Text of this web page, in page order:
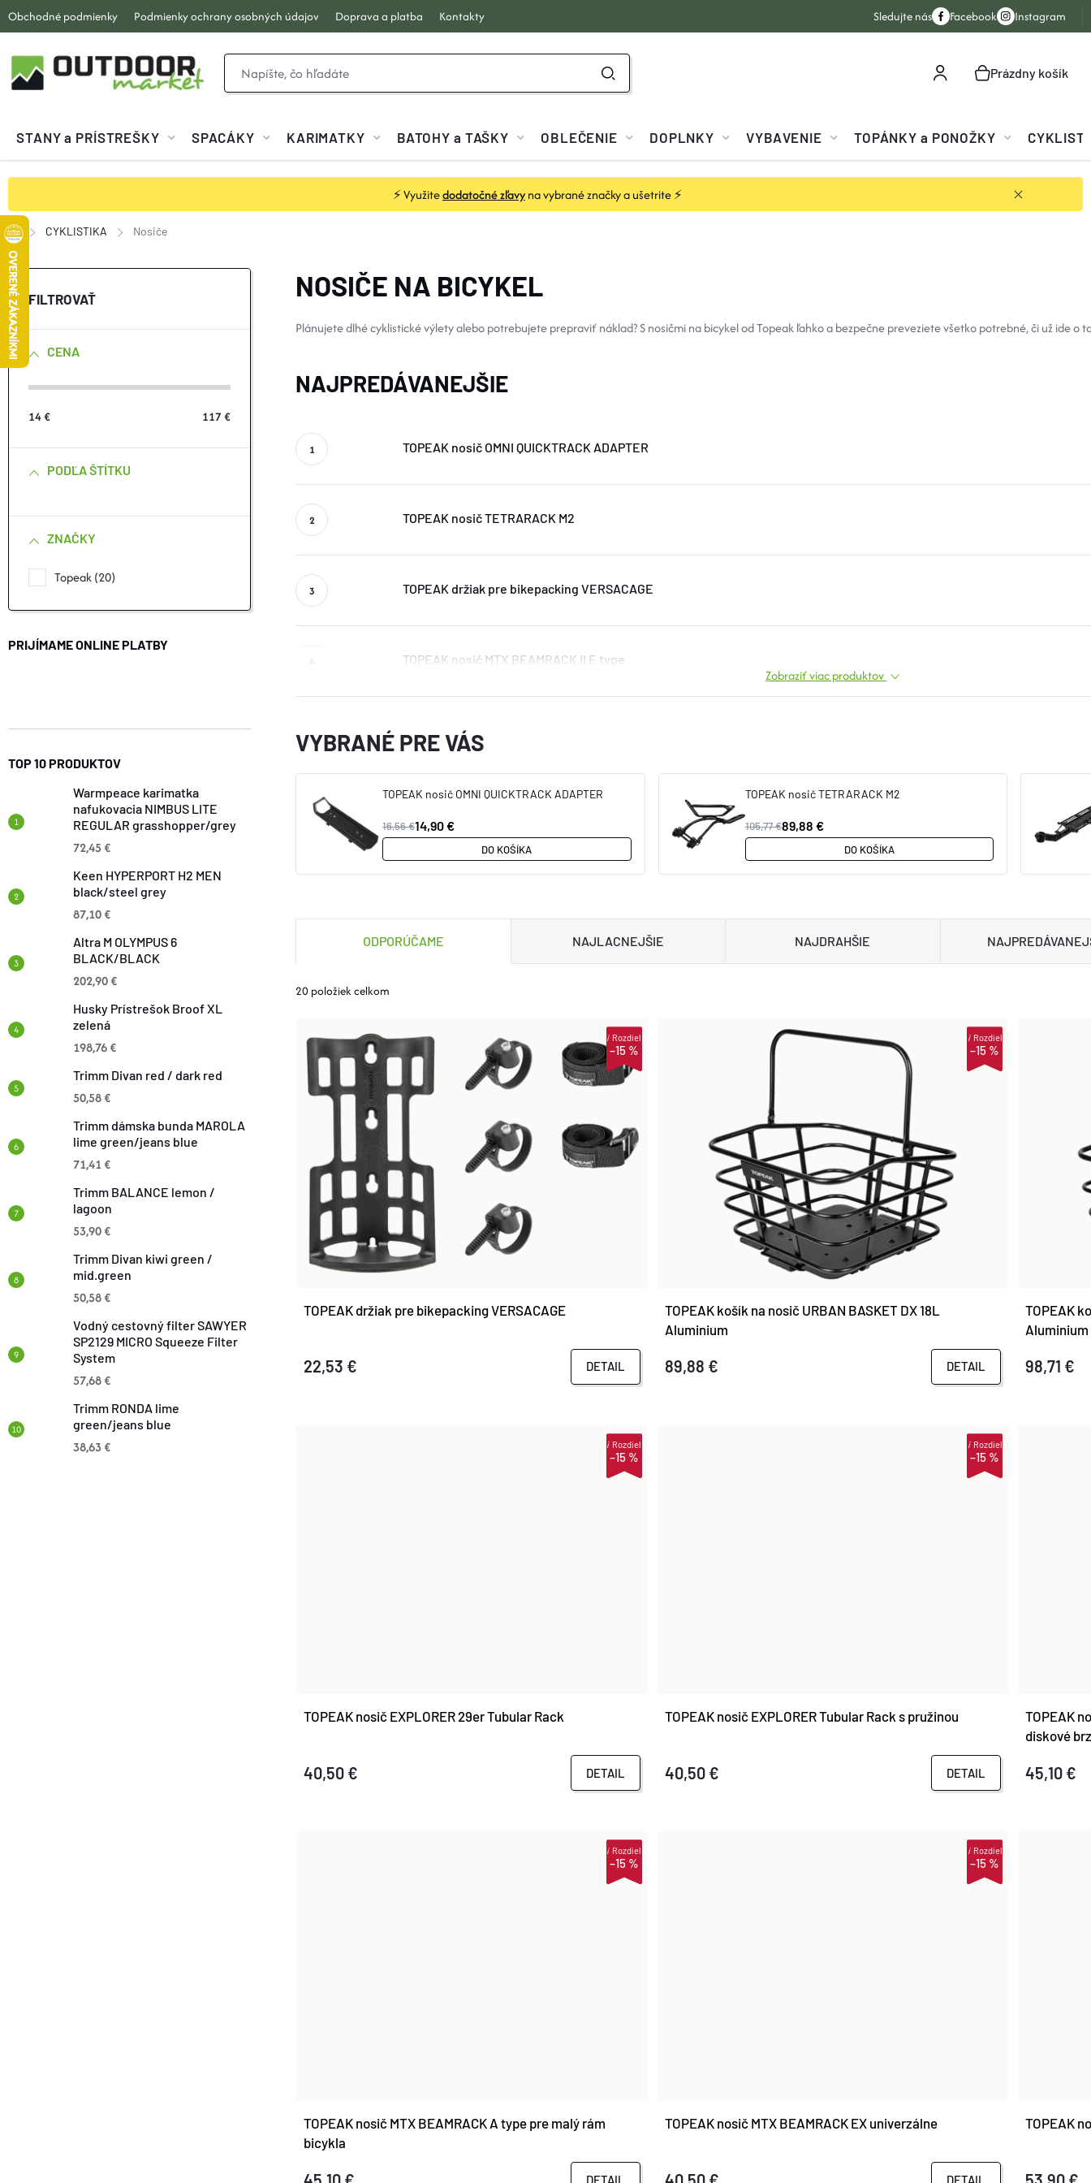
Prejsť
na
obsah
⚡ Využitedodatočné zľavyna vybrané značky a ušetrite ⚡
Obchodné podmienky Podmienky ochrany osobných údajov Doprava a platba Kontakty Sledujte nás Facebook Instagram
NÁKUPNÝ
Prázdny košík
STANY a PRÍSTREŠKY SPACÁKY KARIMATKY BATOHY a TAŠKY OBLEČENIE DOPLNKY VYBAVENIE TOPÁNKY a PONOŽKY
Domov
CYKLISTIKA Nosiče
B
O
Č
Ý
E
L
CENA
14€ 117€
PODĽA ŠTÍTKU
ZNAČKY
Topeak 20
PRIJÍMAME ONLINE PLATBY
TOP 10 PRODUKTOV
Warmpeace karimatka
nafukovacia NIMBUS LITE
REGULAR grasshopper/grey
72,45 €
Keen HYPERPORT H2 MEN
black/steel grey
87,10 €
Altra M OLYMPUS 6
BLACK/BLACK
202,90 €
Husky Prístrešok Broof XL
zelená
198,76 €
Trimm Divan red / dark red
50,58 €
Trimm dámska bunda MAROLA
lime green/jeans blue
71,41 €
Trimm BALANCE lemon /
lagoon
53,90 €
Trimm Divan kiwi green /
mid.green
50,58 €
Vodný cestovný filter SAWYER
SP2129 MICRO Squeeze Filter
System
57,68 €
Trimm RONDA lime
green/jeans blue
38,63 €
NOSIČE NA BICYKEL
Plánujete dlhé cyklistické výlety alebo potrebujete prepraviť náklad? S nosičmi na bicykel od Topeak ľahko a bezpečne preveziete všetko potrebné, či už ide o
NAJPREDÁVANEJŠIE
TOPEAK nosič OMNI QUICKTRACK ADAPTER
TOPEAK nosič TETRARACK M2
TOPEAK držiak pre bikepacking VERSACAGE
TOPEAK nosič MTX BEAMRACK II E type
Zobraziť viac produktov
VYBRANÉ PRE VÁS
TOPEAK nosič OMNI QUICKTRACK ADAPTER
16,56 €14,90 €
DO KOŠÍKA
TOPEAK nosič TETRARACK M2
105,77 €89,88 €
DO KOŠÍKA
A
E
N
E
R
O
U
ODPORÚČAME NAJLACNEJŠIE NAJDRAHŠIE
20 položiek celkom
V
Ý
O
D
–15 %
iRozdiel
TOPEAK držiak pre bikepacking VERSACAGE
22,53 € DETAIL
–15 %
iRozdiel
TOPEAK košík na nosič URBAN BASKET DX 18L
Aluminium
89,88 € DETAIL
TOPEAK
Aluminium
98,71 €
–15 %
iRozdiel
TOPEAK nosič EXPLORER 29er Tubular Rack
40,50 € DETAIL
–15 %
iRozdiel
TOPEAK nosič EXPLORER Tubular Rack s pružinou
40,50 € DETAIL
TOPEAK
diskové
45,10 €
–15 %
iRozdiel
TOPEAK nosič MTX BEAMRACK A type pre malý rám
bicykla
DETAIL
–15 %
iRozdiel
TOPEAK nosič MTX BEAMRACK EX univerzálne
DETAIL
TOPEAK